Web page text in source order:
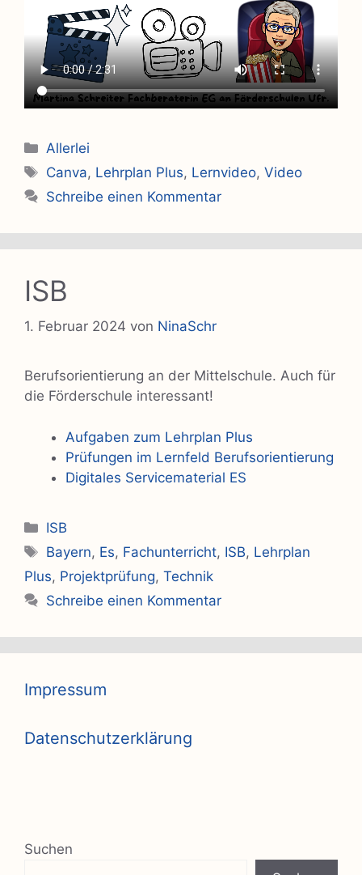
Kategorien
Allerlei
Schlagwörter
Canva, Lehrplan Plus, Lernvideo,Video
Schreibe einen Kommentar
ISB
1. Februar 2024 von NinaSchr
Berufsorientierung an der Mittelschule. Auch für
die Förderschule interessant!
Aufgaben zum Lehrplan Plus
Prüfungen im Lernfeld Berufsorientierung
Digitales Servicematerial ES
Kategorien
ISB
Schlagwörter
Bayern, Es, Fachunterricht, ISB, Lehrplan
Plus, Projektprüfung, Technik
Schreibe einen Kommentar
Impressum
Datenschutzerklärung
Suchen